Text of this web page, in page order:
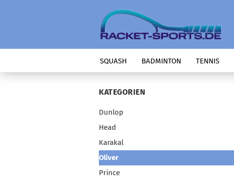
SQUASH BADMINTON TENNIS
KATEGORIEN
Dunlop
Head
Karakal
Oliver
Prince